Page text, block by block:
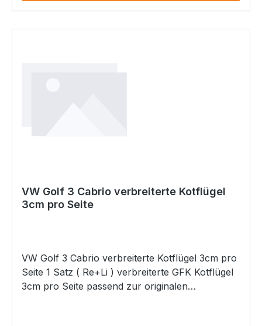
VW Golf 3 Cabrio verbreiterte Kotflügel
3cm pro Seite
VW Golf 3 Cabrio verbreiterte Kotflügel 3cm pro
Seite 1 Satz ( Re+Li ) verbreiterte GFK Kotflügel
3cm pro Seite passend zur originalen